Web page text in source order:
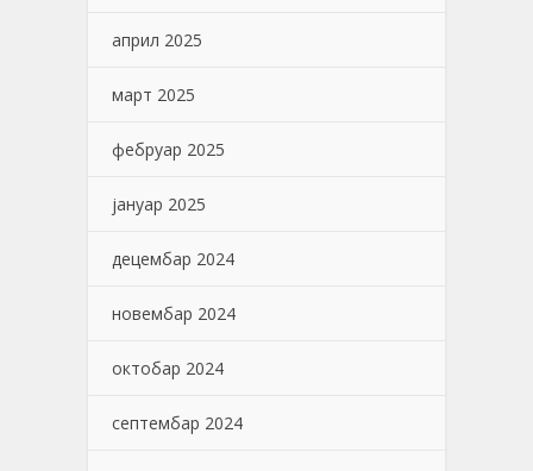
април 2025
март 2025
фебруар 2025
јануар 2025
децембар 2024
новембар 2024
октобар 2024
септембар 2024